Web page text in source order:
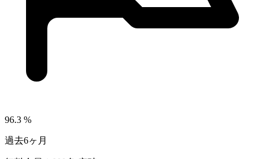
96.3 %
過去6ヶ月